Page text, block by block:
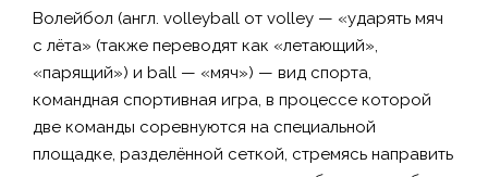
Волейбол (англ. volleyball от volley — «ударять мяч
с лёта» (также переводят как «летающий»,
«парящий») и ball — «мяч») — вид спорта,
командная спортивная игра, в процессе которой
две команды соревнуются на специальной
площадке, разделённой сеткой, стремясь направить